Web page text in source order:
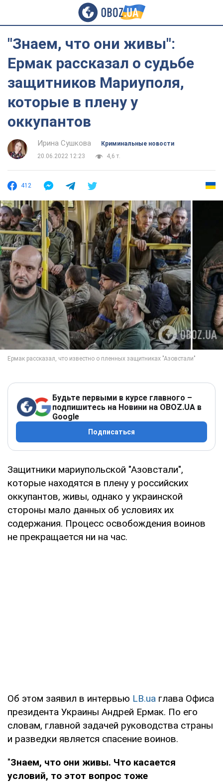
"Знаем, что они живы":
Ермак рассказал о судьбе
защитников Мариуполя,
которые в плену у
оккупантов
Ирина Сушкова
Криминальные новости
20.06.2022 12:23
4,6 т.
412
Будьте первыми в курсе главного –
подпишитесь на Новини на OBOZ.UA в
Google
Подписаться
Защитники мариупольской "Азовстали",
которые находятся в плену у российских
оккупантов, живы, однако у украинской
стороны мало данных об условиях их
содержания. Процесс освобождения воинов
не прекращается ни на час.
Об этом заявил в интервью LB.ua глава Офиса
президента Украины Андрей Ермак. По его
словам, главной задачей руководства страны
и разведки является спасение воинов.
"Знаем, что они живы. Что касается
условий, то этот вопрос тоже